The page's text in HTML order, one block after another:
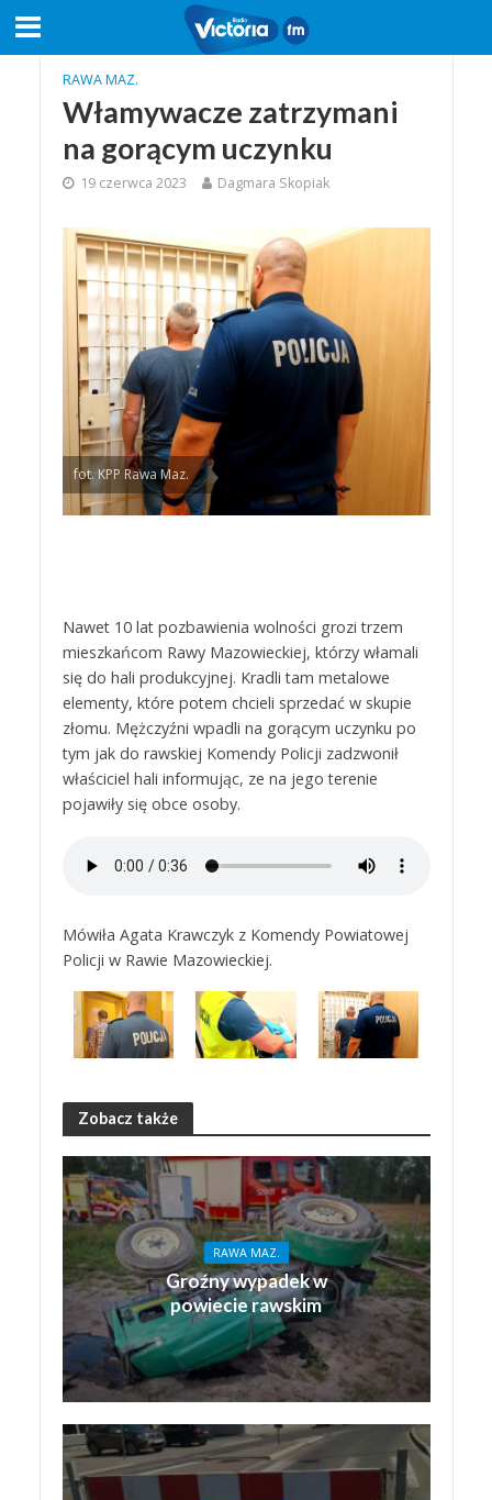
RAWA MAZ.
Włamywacze zatrzymani
na gorącym uczynku
19 czerwca 2023 Dagmara Skopiak
fot. KPP Rawa Maz.
Nawet 10 lat pozbawienia wolności grozi trzem
mieszkańcom Rawy Mazowieckiej, którzy włamali
się do hali produkcyjnej. Kradli tam metalowe
elementy, które potem chcieli sprzedać w skupie
złomu. Mężczyźni wpadli na gorącym uczynku po
tym jak do rawskiej Komendy Policji zadzwonił
właściciel hali informując, ze na jego terenie
pojawiły się obce osoby.
Mówiła Agata Krawczyk z Komendy Powiatowej
Policji w Rawie Mazowieckiej.
Zobacz także
RAWA MAZ.
Groźny wypadek w
powiecie rawskim